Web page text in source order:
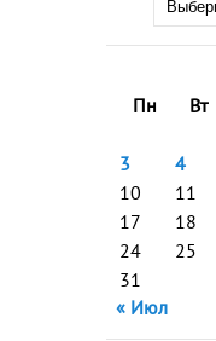
Пн
Вт
3
4
10
11
17
18
24
25
31
« Июл